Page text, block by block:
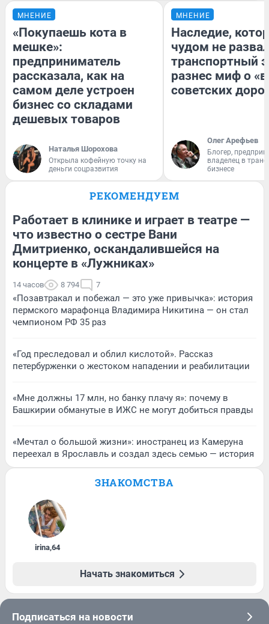
МНЕНИЕ
«Покупаешь кота в
мешке»:
предприниматель
рассказала, как на
самом деле устроен
бизнес со складами
дешевых товаров
Наталья Шорохова
Открыла кофейную точку на
деньги соцразвития
МНЕНИЕ
Наследие,
чудом не
транспортный
разнес миф о
советских
Олег Арефьев
Блогер,
владелец в
бизнесе
РЕКОМЕНДУЕМ
Работает в клинике и играет в театре —
что известно о сестре Вани
Дмитриенко, оскандалившейся на
концерте в «Лужниках»
14 часов 8 794 7
«Позавтракал и побежал — это уже привычка»: история
пермского марафонца Владимира Никитина — он стал
чемпионом РФ 35 раз
«Год преследовал и облил кислотой». Рассказ
петербурженки о жестоком нападении и реабилитации
«Мне должны 17 млн, но банку плачу я»: почему в
Башкирии обманутые в ИЖС не могут добиться правды
«Мечтал о большой жизни»: иностранец из Камеруна
переехал в Ярославль и создал здесь семью — история
ЗНАКОМСТВА
irina,64
Начать знакомиться
Подписаться на новости